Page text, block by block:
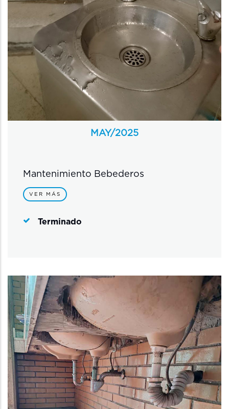
MAY/2025
Mantenimiento Bebederos
VER MÁS
Terminado